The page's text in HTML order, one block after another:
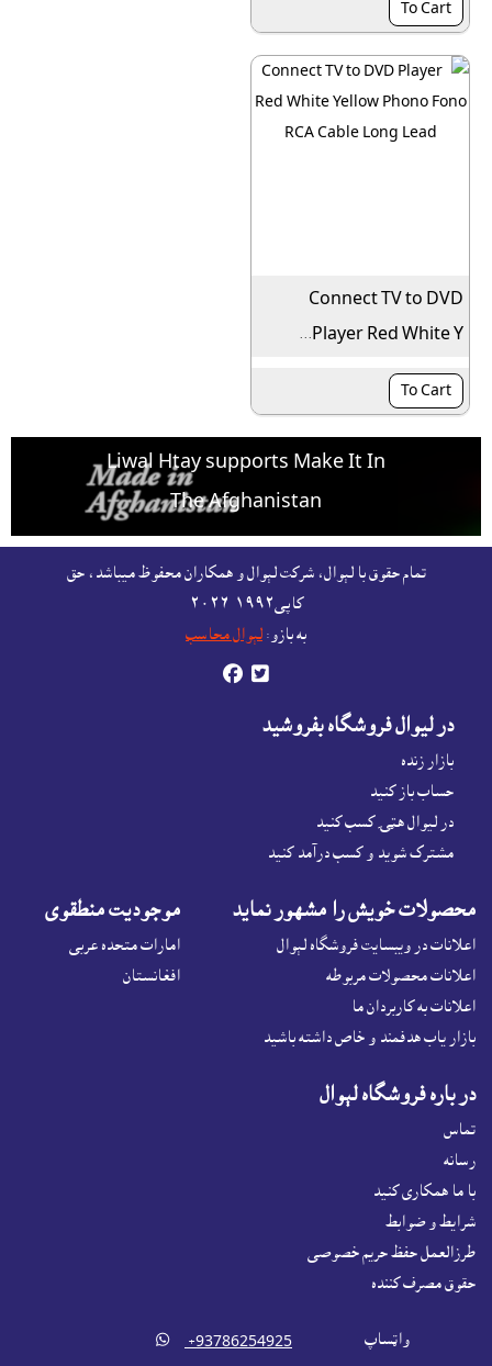
To Cart
Connect TV to DVD
Player Red White Y...
To Cart
Liwal Htay supports Make It In
The Afghanistan
Afghanistan products,
تمام حقوق با لېوال، شرکت لېوال و همکاران محفوظ ميباشد، حق
کاپى١٩٩٢-۲۰۲٦
به بازو: لېوال محاسب
 
در ليوال فروشگاه بفروشيد
بازار زنده
حساب باز کنيد
در لیوال هټۍ کسب کنید
مشترک شوید و کسب درآمد کنید
محصولات خويش را مشهور نمايد
اعلانات در ويبسايت فروشگاه لېوال
اعلانات محصولات مربوطه
اعلانات به کاربردان ما
بازار ياب هدفمند و خاص داشته باشيد
موجوديت منطقوى
امارات متحده عربی
افغانستان
در باره فروشگاه لېوال
تماس
رسانه
با ما همکاری کنید
شرايط و ضوابط
طرزالعمل حفظ حریم خصوصی
حقوق مصرف کننده
واټساپ ‎ +93786254925
